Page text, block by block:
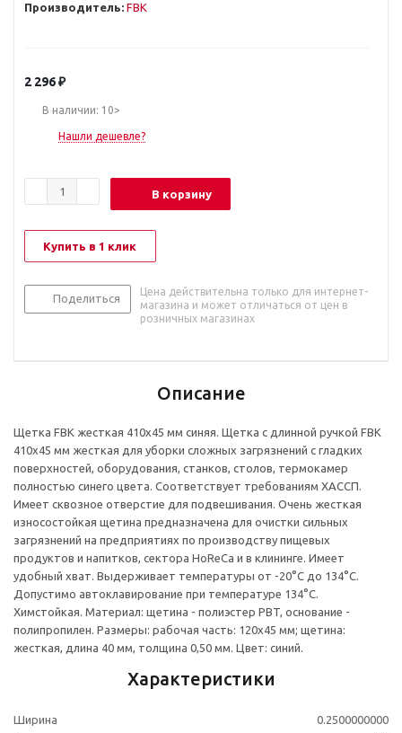
Производитель: FBK
2 296₽
В наличии: 10>
Нашли дешевле?
В корзину
Купить в 1 клик
Поделиться
Цена действительна только для интернет-
магазина и может отличаться от цен в
розничных магазинах
Описание
Щетка FBK жесткая 410х45 мм синяя. Щетка с длинной ручкой FBK
410x45 мм жесткая для уборки сложных загрязнений с гладких
поверхностей, оборудования, станков, столов, термокамер
полностью синего цвета. Соответствует требованиям ХАССП.
Имеет сквозное отверстие для подвешивания. Очень жесткая
износостойкая щетина предназначена для очистки сильных
загрязнений на предприятиях по производству пищевых
продуктов и напитков, сектора HoReCa и в клининге. Имеет
удобный хват. Выдерживает температуры от -20°С до 134°С.
Допустимо автоклавирование при температуре 134°С.
Химстойкая. Материал: щетина - полиэстер РBT, основание -
полипропилен. Размеры: рабочая часть: 120х45 мм; щетина:
жесткая, длина 40 мм, толщина 0,50 мм. Цвет: синий.
Характеристики
Ширина
0.2500000000